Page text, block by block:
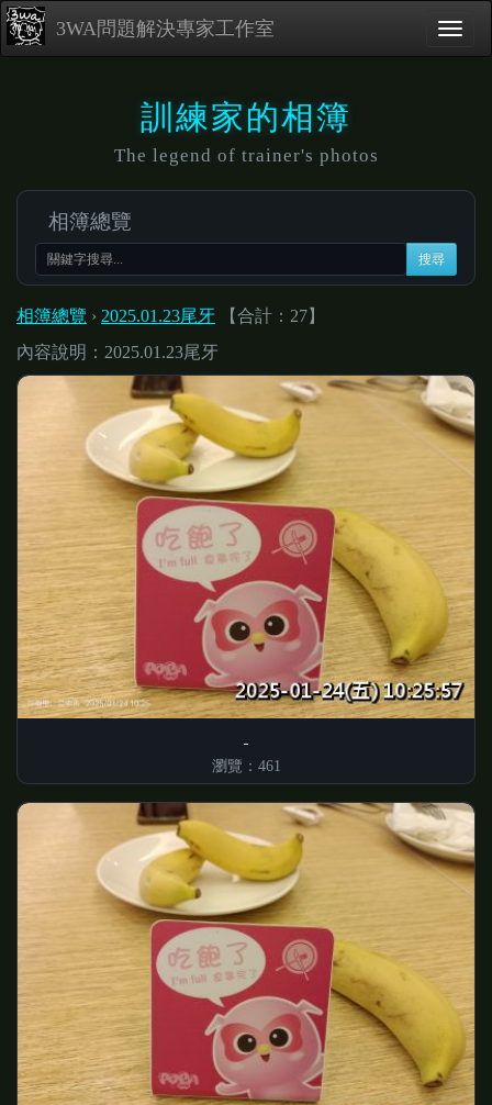
3WA問題解決專家工作室
訓練家的相簿
The legend of trainer's photos
相簿總覽
搜尋
相簿總覽 › 2025.01.23尾牙 【合計：27】
內容說明：2025.01.23尾牙
瀏覽：461